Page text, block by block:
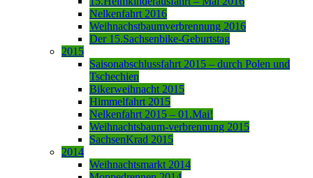
Nelkenfahrt 2016
Weihnachstbaumverbrennung 2016
Der 15.Sachsenbike-Geburtstag
2015
Saisonabschlussfahrt 2015 – durch Polen und
Tschechien
Bikerweihnacht 2015
Himmelfahrt 2015
Nelkenfahrt 2015 – 01.Mai!
Weihnachtsbaum-verbrennung 2015
SachsenKrad 2015
2014
Weihnachtsmarkt 2014